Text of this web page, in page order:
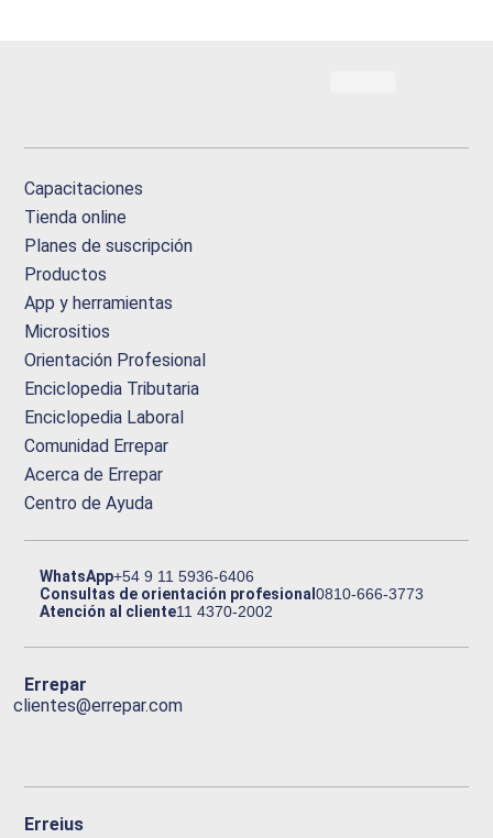
Capacitaciones
Tienda online
Planes de suscripción
Productos
App y herramientas
Micrositios
Orientación Profesional
Enciclopedia Tributaria
Enciclopedia Laboral
Comunidad Errepar
Acerca de Errepar
Centro de Ayuda
WhatsApp+54 9 11 5936-6406
Consultas de orientación profesional0810-666-3773
Atención al cliente11 4370-2002
Errepar
clientes@errepar.com
Erreius